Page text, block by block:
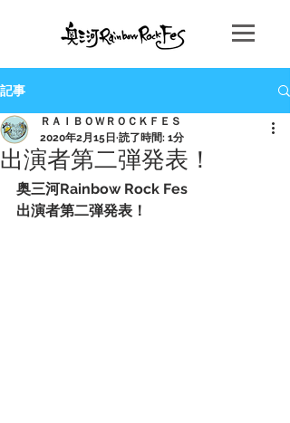
記事
出演者第二弾発表！
ＲＡＩＢＯＷＲＯＣＫＦＥＳ
2020年2月15日 読了時間: 1分
奥三河Rainbow Rock Fes
出演者第二弾発表！